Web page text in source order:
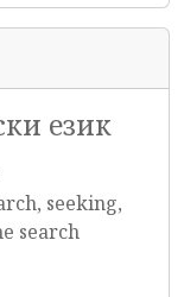
език
seeking,
search